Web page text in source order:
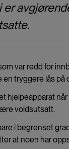
var redd for
en tryggere lås på
hjelpeapparat
voldsutsatt.
i begrenset
at noen har